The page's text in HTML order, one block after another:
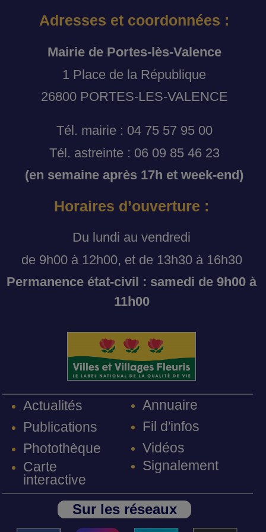
Adresses et coordonnées :
Mairie de Portes-lès-Valence
1 Place de la République
26800 PORTES-LES-VALENCE
Tél. mairie : 04 75 57 95 00
Tél. astreinte : 06 09 85 46 23
(en semaine après 17h et week-end)
Horaires d’ouverture :
Du lundi au vendredi
de 9h00 à 12h00, et de 13h30 à 16h30
Permanence état-civil : samedi de 9h00 à
11h00
Actualités
Publications
Photothèque
Carte
interactive
Annuaire
Fil d'infos
Vidéos
Signalement
Sur les réseaux